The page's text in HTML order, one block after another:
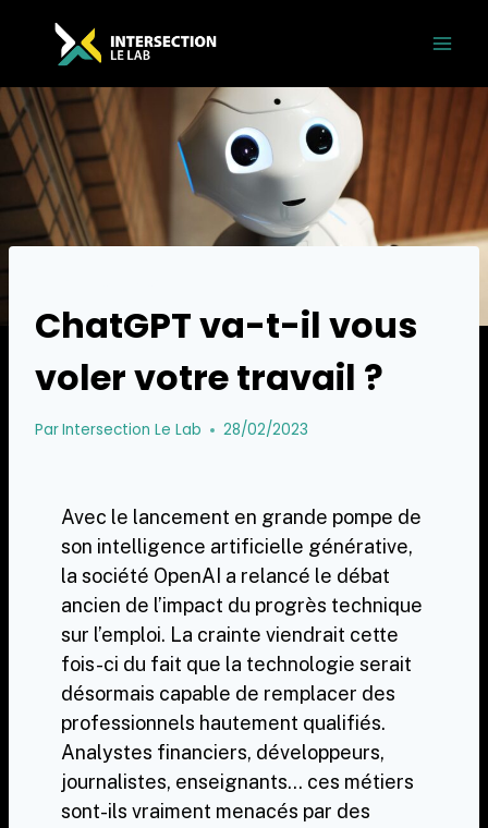
content
ChatGPT va-t-il vous
voler votre travail ?
ParIntersection Le Lab 28/02/2023
Avec le lancement en grande pompe de
son intelligence artificielle générative,
la société OpenAI a relancé le débat
ancien de l’impact du progrès technique
sur l’emploi. La crainte viendrait cette
fois-ci du fait que la technologie serait
désormais capable de remplacer des
professionnels hautement qualifiés.
Analystes financiers, développeurs,
journalistes, enseignants… ces métiers
sont-ils vraiment menacés par des